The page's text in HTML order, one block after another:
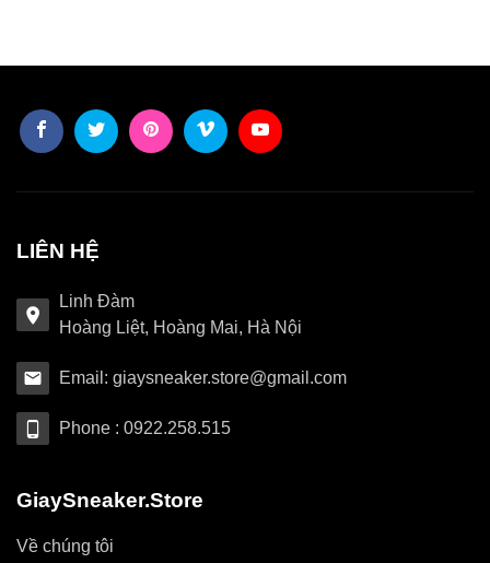
LIÊN HỆ
Linh Đàm
Hoàng Liệt, Hoàng Mai, Hà Nội
Email: giaysneaker.store@gmail.com
Phone : 0922.258.515
GiaySneaker.Store
Về chúng tôi